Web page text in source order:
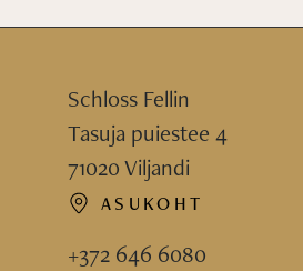
Schloss Fellin
Tasuja puiestee 4
71020 Viljandi
ASUKOHT
+372 646 6080